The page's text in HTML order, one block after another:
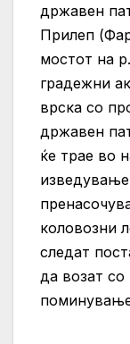
државен
Прилеп
мостот на
градежни
врска со
државен
ќе трае во
коловозни
следат
да возат